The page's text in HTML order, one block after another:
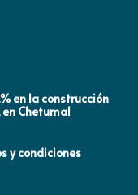
en la construcción
en Chetumal
y condiciones